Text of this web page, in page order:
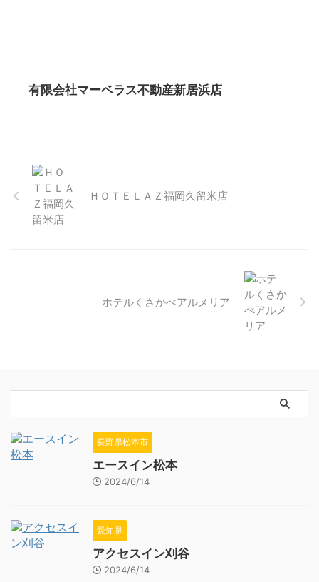
有限会社マーベラス不動産新居浜店
ＨＯＴＥＬＡＺ福岡久留米店
ホテルくさかべアルメリア
長野県松本市
エースイン松本
2024/6/14
愛知県
アクセスイン刈谷
2024/6/14